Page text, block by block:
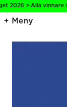
> Alla vinnare i
Meny